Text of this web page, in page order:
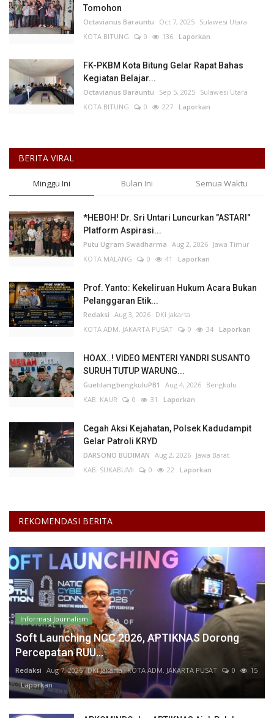
Tomohon
Octavianus Barauntu Oct 7, 2025 Sulawesi Utara
KOTA BITUNG
0 136 Laporkan
FK-PKBM Kota Bitung Gelar Rapat Bahas
Kegiatan Belajar...
Octavianus Barauntu Sep 5, 2025 Sulawesi Utara
KOTA BITUNG
0 227 Laporkan
BERITA VIRAL
Minggu Ini Bulan Ini Semua Waktu
*HEBOH! Dr. Sri Untari Luncurkan "ASTARI"
Platform Aspirasi...
Putu Ugram Swadharma Aug 2, 2026 Jawa Timur
KOTA MALANG
0 41 Laporkan
Prof. Yanto: Kekeliruan Hukum Acara Bukan
Pelanggaran Etik...
Redaksi Aug 3, 2026 DKI Jakarta
KOTA ADM. JAKARTA PUSAT
0 34 Laporkan
HOAX..! VIDEO MENTERI YANDRI SUSANTO
SURUH TUTUP WARUNG...
GuetilangbengkuluPB1 Aug 4, 2026 Bengkulu
KAB. KAUR
0 31 Laporkan
Cegah Aksi Kejahatan, Polsek Kadudampit
Gelar Patroli KRYD
DARSONO BUDIMAN Aug 2, 2026 Jawa Barat
KAB. SUKABUMI
0 22 Laporkan
REKOMENDASI BERITA
Informasi Journalism
Soft Launching NCC 2026, APTIKNAS Dorong
Percepatan RUU...
Redaksi Aug 7, 2026 DKI Jakarta KOTA ADM. JAKARTA PUSAT 0
15
Laporkan